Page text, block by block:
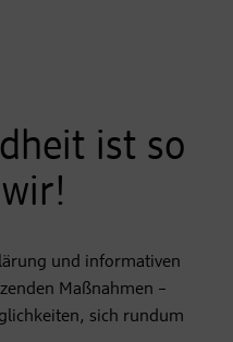
ist so
und informativen
Maßnahmen –
sich rundum